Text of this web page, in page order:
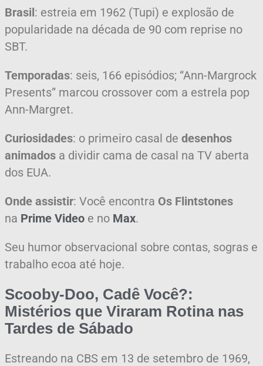
Brasil : estreia em 1962 (Tupi) e explosão de
popularidade na década de 90 com reprise no
SBT.
Temporadas: seis, 166 episódios; “Ann-Margrock
Presents” marcou crossover com a estrela pop
Ann-Margret.
Curiosidades: o primeiro casal de desenhos
animados a dividir cama de casal na TV aberta
dos EUA.
Onde assistir: Você encontra Os Flintstones
na Prime Video e no Max.
Seu humor observacional sobre contas, sogras e
trabalho ecoa até hoje.
Scooby-Doo, Cadê Você?:
Mistérios que Viraram Rotina nas
Tardes de Sábado
Estreando na CBS em 13 de setembro de 1969,